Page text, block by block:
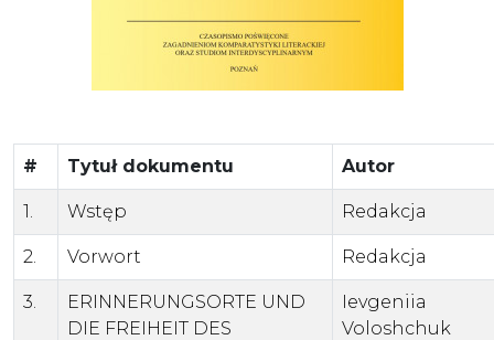
# Tytuł dokumentu Autor
1. Wstęp Redakcja
2. Vorwort Redakcja
3.
ERINNERUNGSORTE UND
DIE FREIHEIT DES
Ievgeniia
Voloshchuk